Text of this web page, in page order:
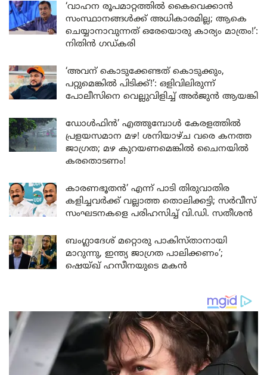
‘വാഹന രൂപമാറ്റത്തിൽ കൈവെക്കാൻ
സംസ്ഥാനങ്ങൾക്ക് അധികാരമില്ല; ആകെ
ചെയ്യാനാവുന്നത് ഒരേയൊരു കാര്യം മാത്രം!’:
നിതിൻ ഗഡ്കരി
‘അവന് കൊടുക്കേണ്ടത് കൊടുക്കും,
പറ്റുമെങ്കിൽ പിടിക്ക്!’: ഒളിവിലിരുന്ന്
പോലീസിനെ വെല്ലുവിളിച്ച് അർജുൻ ആയങ്കി
ഡോൾഫിൻ’ എത്തുമ്പോൾ കേരളത്തിൽ
പ്രളയസമാന മഴ! ശനിയാഴ്ച വരെ കനത്ത
ജാഗ്രത; മഴ കുറയണമെങ്കിൽ ചൈനയിൽ
കരതൊടണം!
കാരണഭൂതൻ’ എന്ന് പാടി തിരുവാതിര
കളിച്ചവർക്ക് വല്ലാത്ത തൊലിക്കട്ടി; സർവീസ്
സംഘടനകളെ പരിഹസിച്ച് വി.ഡി. സതീശൻ
ബംഗ്ലാദേശ് മറ്റൊരു പാകിസ്താനായി
മാറുന്നു, ഇന്ത്യ ജാഗ്രത പാലിക്കണം’;
ഷെയ്ഖ് ഹസീനയുടെ മകൻ